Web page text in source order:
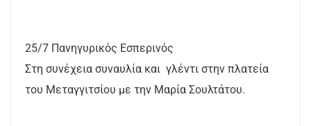
25/7 Πανηγυρικός Εσπερινός
Στη συνέχεια συναυλία και γλέντι στην πλατεία
του Μεταγγιτσίου με την Μαρία Σουλτάτου.